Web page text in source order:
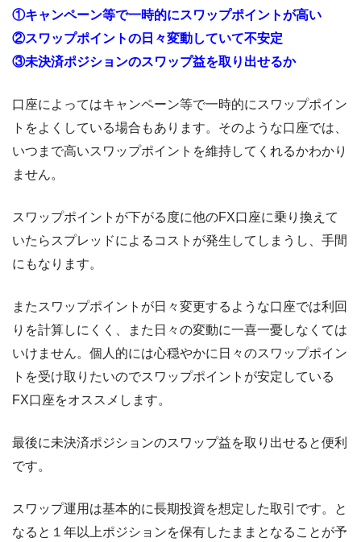
①キャンペーン等で一時的にスワップポイントが高い
②スワップポイントの日々変動していて不安定
③未決済ポジションのスワップ益を取り出せるか
口座によってはキャンペーン等で一時的にスワップポイン
トをよくしている場合もあります。そのような口座では、
いつまで高いスワップポイントを維持してくれるかわかり
ません。
スワップポイントが下がる度に他のFX口座に乗り換えて
いたらスプレッドによるコストが発生してしまうし、手間
にもなります。
またスワップポイントが日々変更するような口座では利回
りを計算しにくく、また日々の変動に一喜一憂しなくては
いけません。個人的には心穏やかに日々のスワップポイン
トを受け取りたいのでスワップポイントが安定している
FX口座をオススメします。
最後に未決済ポジションのスワップ益を取り出せると便利
です。
スワップ運用は基本的に長期投資を想定した取引です。と
なると１年以上ポジションを保有したままとなることが予